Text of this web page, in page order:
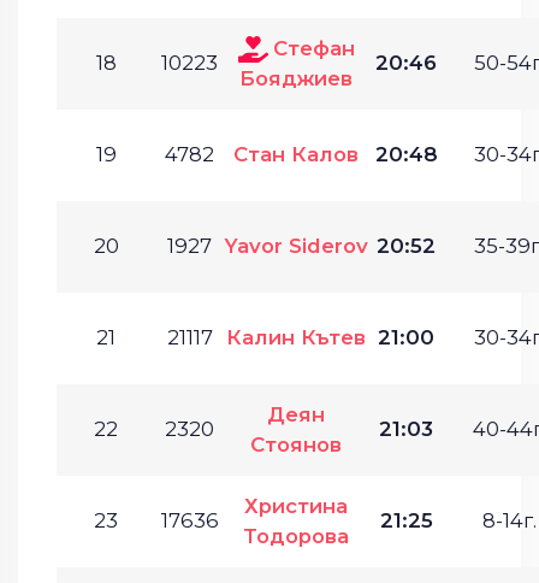
18 10223
Стефан
Бояджиев
20:46 50-
19 4782 Стан Калов 20:48 30-
20 1927 Yavor Siderov 20:52 35-
21 21117 Калин Кътев 21:00 30-
22 2320
Деян
Стоянов
21:03 40-
23 17636
Христина
Тодорова
21:25 8-14г.